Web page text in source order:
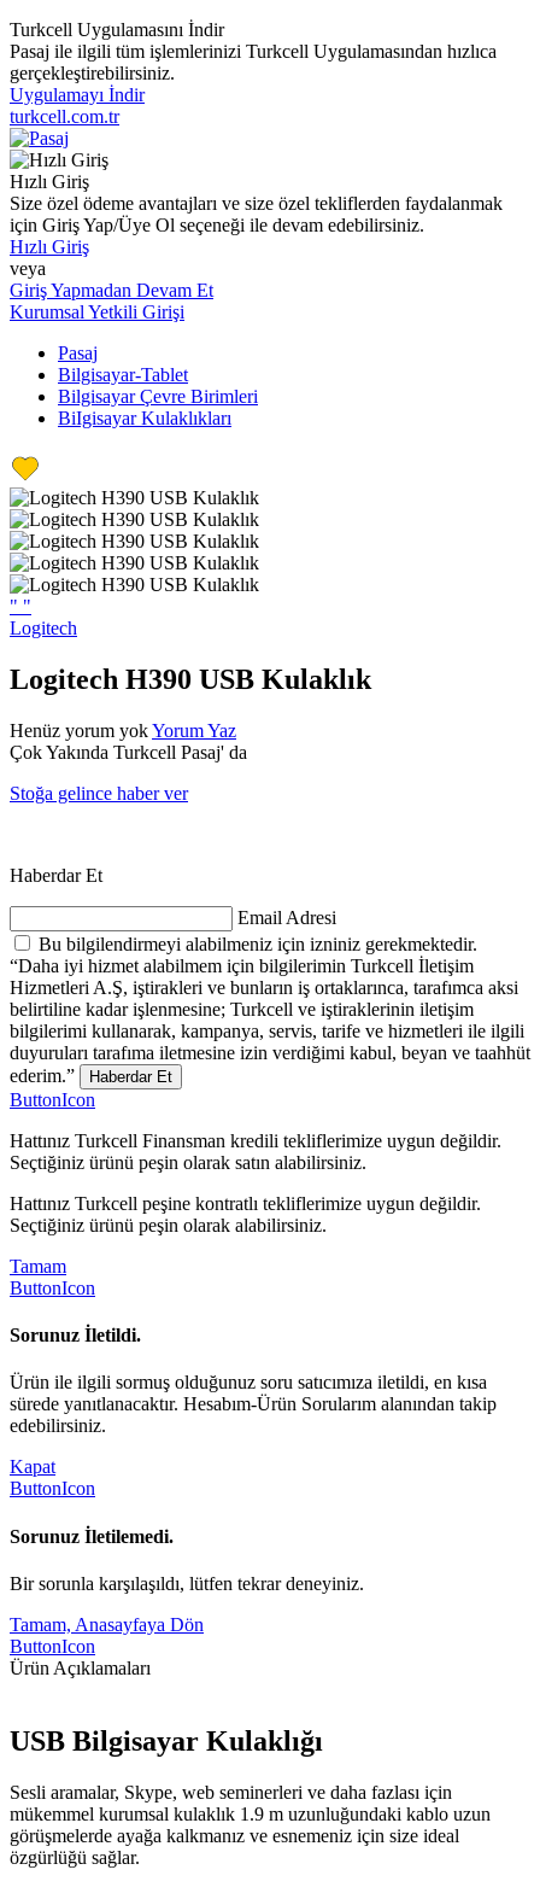
Turkcell Uygulamasını İndir
Pasaj ile ilgili tüm işlemlerinizi Turkcell Uygulamasından hızlıca
gerçekleştirebilirsiniz.
Uygulamayı İndir
turkcell.com.tr
Hızlı Giriş
Size özel ödeme avantajları ve size özel tekliflerden faydalanmak
için Giriş Yap/Üye Ol seçeneği ile devam edebilirsiniz.
Hızlı Giriş
veya
Giriş Yapmadan Devam Et
Kurumsal Yetkili Girişi
Pasaj
Bilgisayar-Tablet
Bilgisayar Çevre Birimleri
BiIgisayar Kulaklıkları
" "
Logitech
Logitech H390 USB Kulaklık
Henüz yorum yokYorum Yaz
Çok Yakında Turkcell Pasaj' da
Stoğa gelince haber ver
Haberdar Et
Email Adresi
Bu bilgilendirmeyi alabilmeniz için izniniz gerekmektedir.
“Daha iyi hizmet alabilmem için bilgilerimin Turkcell İletişim
Hizmetleri A.Ş, iştirakleri ve bunların iş ortaklarınca, tarafımca aksi
belirtiline kadar işlenmesine; Turkcell ve iştiraklerinin iletişim
bilgilerimi kullanarak, kampanya, servis, tarife ve hizmetleri ile ilgili
duyuruları tarafıma iletmesine izin verdiğimi kabul, beyan ve taahhüt
ederim.”
Haberdar Et
ButtonIcon
Hattınız Turkcell Finansman kredili tekliflerimize uygun değildir.
Seçtiğiniz ürünü peşin olarak satın alabilirsiniz.
Hattınız Turkcell peşine kontratlı tekliflerimize uygun değildir.
Seçtiğiniz ürünü peşin olarak alabilirsiniz.
Tamam
ButtonIcon
Sorunuz İletildi.
Ürün ile ilgili sormuş olduğunuz soru satıcımıza iletildi, en kısa
sürede yanıtlanacaktır. Hesabım-Ürün Sorularım alanından takip
edebilirsiniz.
Kapat
ButtonIcon
Sorunuz İletilemedi.
Bir sorunla karşılaşıldı, lütfen tekrar deneyiniz.
Tamam, Anasayfaya Dön
ButtonIcon
Ürün Açıklamaları
USB Bilgisayar Kulaklığı
Sesli aramalar, Skype, web seminerleri ve daha fazlası için
mükemmel kurumsal kulaklık 1.9 m uzunluğundaki kablo uzun
görüşmelerde ayağa kalkmanız ve esnemeniz için size ideal
özgürlüğü sağlar.